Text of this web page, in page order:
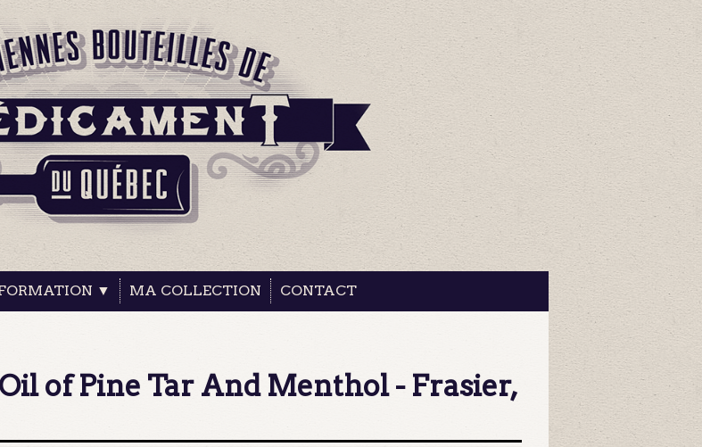
▼ MA COLLECTION CONTACT
of Pine Tar And Menthol - Frasier,